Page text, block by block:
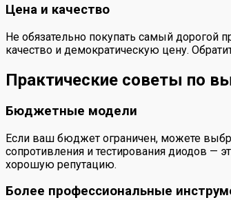
Цена и качество
Не обязательно покупать самый
качество и демократическую цену.
Практические советы по
Бюджетные модели
Если ваш бюджет ограничен, можете
сопротивления и тестирования диодов —
хорошую репутацию.
Более профессиональные